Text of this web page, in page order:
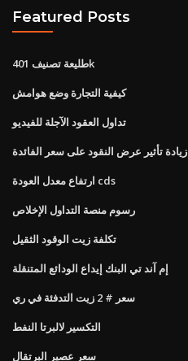
Featured Posts
طليعة تصنيف 401k
كيفية التجارة وضع هوامش
تداول العقود الآجلة للفيديو
زيادة تأثير عرض النقود على سعر الفائدة
ارتفاع معدل العودة cds
رسوم منصة التداول الإخلاص
تكلفة زيت الوقود الثقيل
إم آند تي البنك إيداع الودائع المتنقلة
سعر # 2 زيت التدفئة في ري
التكسير لالبرتا النفط
سعر عصير البرتقال